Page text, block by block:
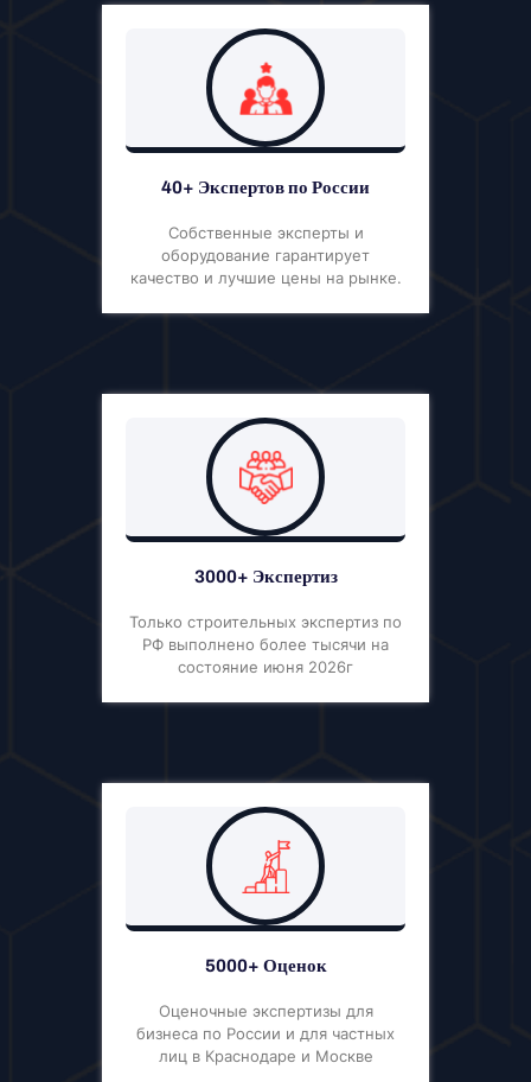
40+ Экспертов по России
Собственные эксперты и
оборудование гарантирует
качество и лучшие цены на рынке.
3000+ Экспертиз
Только строительных экспертиз по
РФ выполнено более тысячи на
состояние июня 2026г
5000+ Оценок
Оценочные экспертизы для
бизнеса по России и для частных
лиц в Краснодаре и Москве